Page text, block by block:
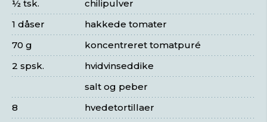
chilipulver
½ tsk.
hakkede tomater
1 dåser
koncentreret tomatpuré
70 g
hvidvinseddike
2 spsk.
salt og peber
hvedetortillaer
8